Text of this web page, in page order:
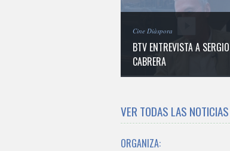
Cine Diàspora
BTV ENTREVISTA A SERGIO
CABRERA
VER TODAS LAS NOTICIAS
ORGANIZA: